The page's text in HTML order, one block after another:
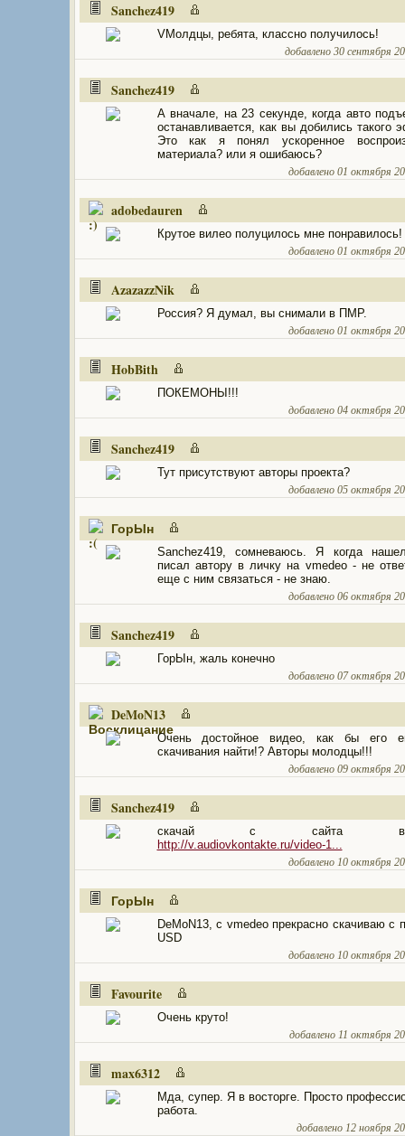
Sanchez419
VМолдцы, ребята, классно получилось!
добавлено 30 сентября
Sanchez419
А вначале, на 23 секунде, когда авто
останавливается, как вы добились такого
Это как я понял ускоренное
материала? или я ошибаюсь?
добавлено 01 октября
adobedauren
Крутое вилео полуцилось мне понравилось!
добавлено 01 октября
AzazazzNik
Россия? Я думал, вы снимали в ПМР.
добавлено 01 октября
HobBith
ПОКЕМОНЫ!!!
добавлено 04 октября
Sanchez419
Тут присутствуют авторы проекта?
добавлено 05 октября
ГорЫн
Sanchez419, сомневаюсь. Я когда
писал автору в личку на vmedeo - не
еще с ним связаться - не знаю.
добавлено 06 октября
Sanchez419
ГорЫн, жаль конечно
добавлено 07 октября
DeMoN13
Очень достойное видео, как бы его
скачивания найти!? Авторы молодцы!!!
добавлено 09 октября
Sanchez419
скачай с сайта
http://v.audiovkontakte.ru/video-1...
добавлено 10 октября
ГорЫн
DeMoN13, с vmedeo прекрасно скачиваю с
USD
добавлено 10 октября
Favourite
Очень круто!
добавлено 11 октября
max6312
Мда, супер. Я в восторге. Просто
работа.
добавлено 12 ноября